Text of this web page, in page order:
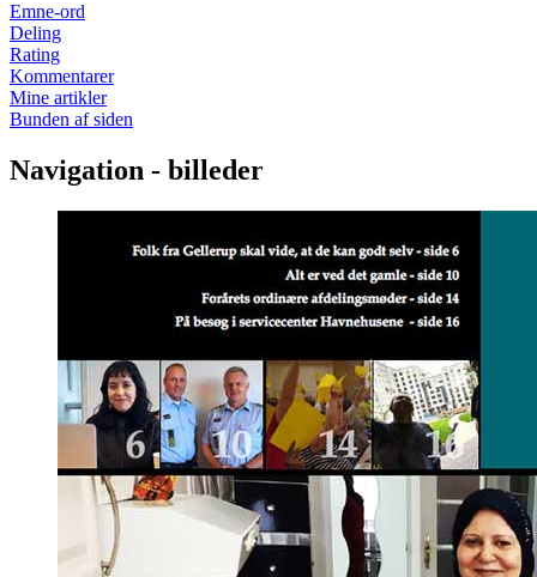
Emne-ord
Deling
Rating
Kommentarer
Mine artikler
Bunden af siden
Navigation - billeder